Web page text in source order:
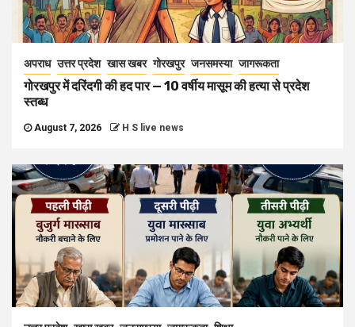
अपराध उत्तर प्रदेश खास खबर गोरखपुर जनसमस्या जागरूकता
गोरखपुर में दरिंदगी की हद पार — 10 वर्षीय मासूम की हत्या से प्रदेश
स्तब्ध
August 7, 2026 H S live news